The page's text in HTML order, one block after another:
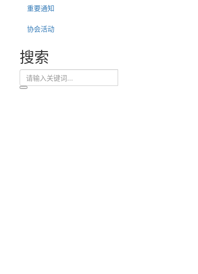
重要通知
协会活动
搜索